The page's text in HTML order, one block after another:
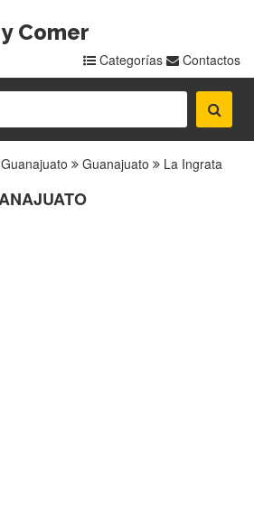
Comer
Categorías Contactos
Guanajuato Guanajuato La Ingrata